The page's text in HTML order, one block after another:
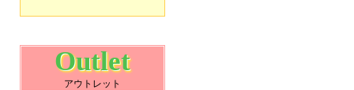
Outlet
アウトレット